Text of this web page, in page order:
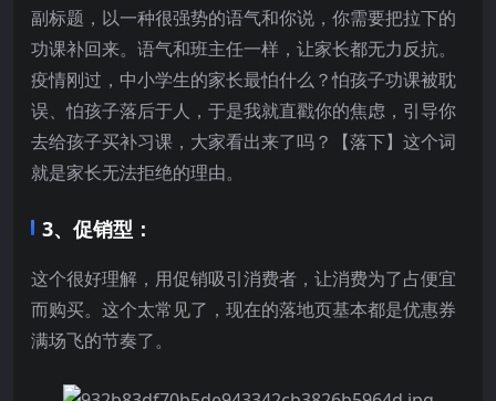
副标题，以一种很强势的语气和你说，你需要把拉下的
功课补回来。语气和班主任一样，让家长都无力反抗。
疫情刚过，中小学生的家长最怕什么？怕孩子功课被耽
误、怕孩子落后于人，于是我就直戳你的焦虑，引导你
去给孩子买补习课，大家看出来了吗？【落下】这个词
就是家长无法拒绝的理由。
3、促销型：
这个很好理解，用促销吸引消费者，让消费为了占便宜
而购买。这个太常见了，现在的落地页基本都是优惠券
满场飞的节奏了。